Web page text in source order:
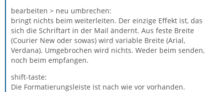
bearbeiten > neu umbrechen:
bringt nichts beim weiterleiten. Der einzige Effekt ist, das
sich die Schriftart in der Mail ändernt. Aus feste Breite
(Courier New oder sowas) wird variable Breite (Arial,
Verdana). Umgebrochen wird nichts. Weder beim senden,
noch beim empfangen.
shift-taste:
Die Formatierungsleiste ist nach wie vor vorhanden.